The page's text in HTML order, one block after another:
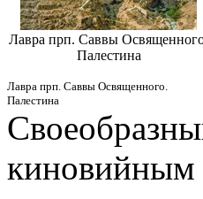
Лавра прп. Саввы
Палестина
Лавра прп. Саввы Освященного.
Палестина
киновийным